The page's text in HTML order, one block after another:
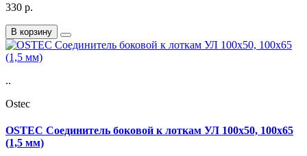
330 р.
В корзину
..
Ostec
OSTEC Соединитель боковой к лоткам УЛ 100х50, 100х65
(1,5 мм)